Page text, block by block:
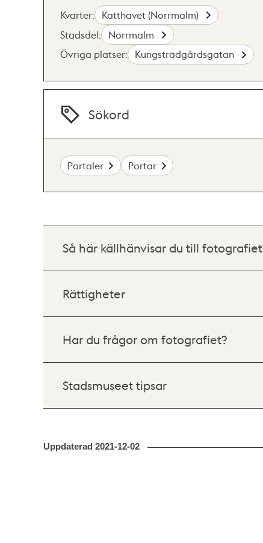
Kvarter:
Katthavet (Norrmalm)
Stadsdel:
Norrmalm
Övriga platser:
Kungsträdgårdsgatan
Sökord
Portaler Portar
Så här källhänvisar du till fotografiet
Rättigheter
Har du frågor om fotografiet?
Stadsmuseet tipsar
Uppdaterad 2021-12-02